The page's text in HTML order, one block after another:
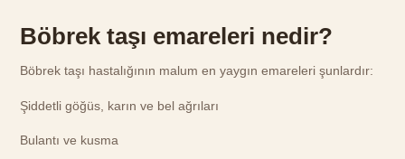
Böbrek taşı emareleri nedir?
Böbrek taşı hastalığının malum en yaygın emareleri şunlardır:
Şiddetli göğüs, karın ve bel ağrıları
Bulantı ve kusma